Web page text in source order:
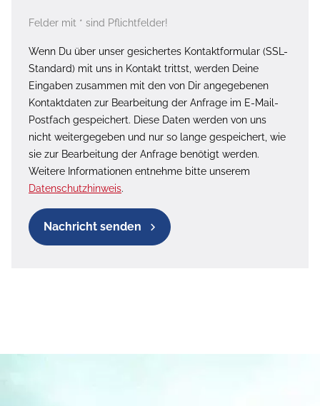
Felder mit * sind Pflichtfelder!
Wenn Du über unser gesichertes Kontaktformular (SSL-
Standard) mit uns in Kontakt trittst, werden Deine
Eingaben zusammen mit den von Dir angegebenen
Kontaktdaten zur Bearbeitung der Anfrage im E-Mail-
Postfach gespeichert. Diese Daten werden von uns
nicht weitergegeben und nur so lange gespeichert, wie
sie zur Bearbeitung der Anfrage benötigt werden.
Weitere Informationen entnehme bitte unserem
Datenschutzhinweis.
Nachricht senden